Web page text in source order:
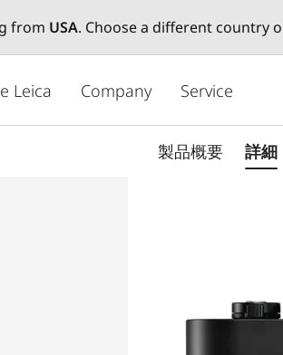
from USA. Choose a different country
Leica Company Service
製品概要 詳細